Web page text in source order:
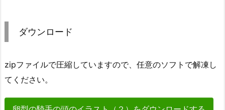
ダウンロード
zipファイルで圧縮していますので、任意のソフトで解凍し
てください。